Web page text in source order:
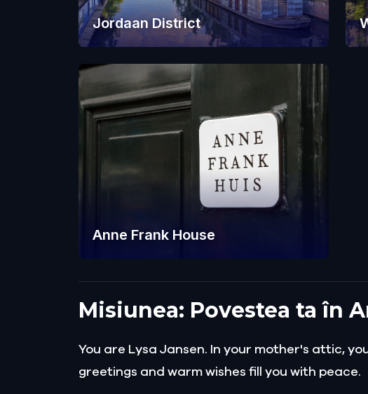
Jordaan District
Anne Frank House
Misiunea: Povestea ta în
You are Lysa Jansen. In your mother's attic,
greetings and warm wishes fill you with peace.